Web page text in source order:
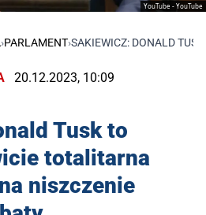
YouTube - YouTube
›PARLAMENT›SAKIEWICZ: DONALD
20.12.2023, 10:09
Tusk to
totalitarna
niszczenie